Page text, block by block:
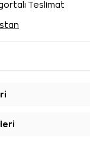
Teslimat